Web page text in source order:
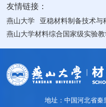
友情链接：
燕山大学
亚稳材料制备技术与
燕山大学材料综合国家级实验
地址：中国河北省秦